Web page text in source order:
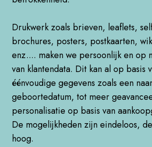
Drukwerk zoals brieven, leaflets,
brochures, posters, postkaarten,
enz.... maken we persoonlijk en op
van klantendata. Dit kan al op basis
éénvoudige gegevens zoals een
geboortedatum, tot meer
personalisatie op basis van
De mogelijkheden zijn eindeloos,
hoog.